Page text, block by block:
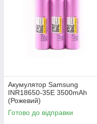
Акумулятор Samsung
INR18650-35E 3500mAh
(Рожевий)
Готово до відправки